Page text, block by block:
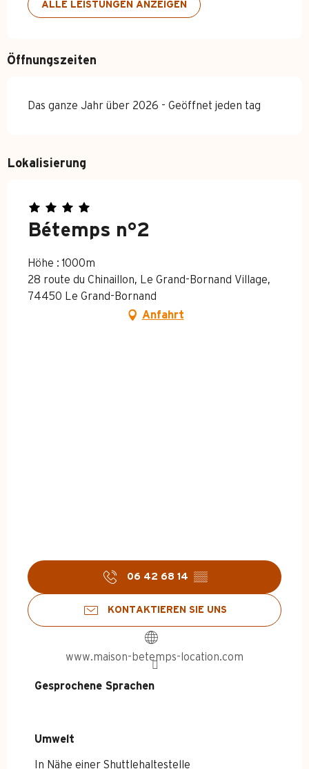
ALLE LEISTUNGEN ANZEIGEN
Öffnungszeiten
Das ganze Jahr über 2026 - Geöffnet jeden tag
Lokalisierung
Bétemps n°2
Höhe : 1000m
28 route du Chinaillon, Le Grand-Bornand Village,
74450 Le Grand-Bornand
Anfahrt
06 42 68 14 ▒▒
KONTAKTIEREN SIE UNS
www.maison-betemps-location.com
Gesprochene Sprachen
Gesprochene Sprachen
Umwelt
Umwelt
In Nähe einer Shuttlehaltestelle